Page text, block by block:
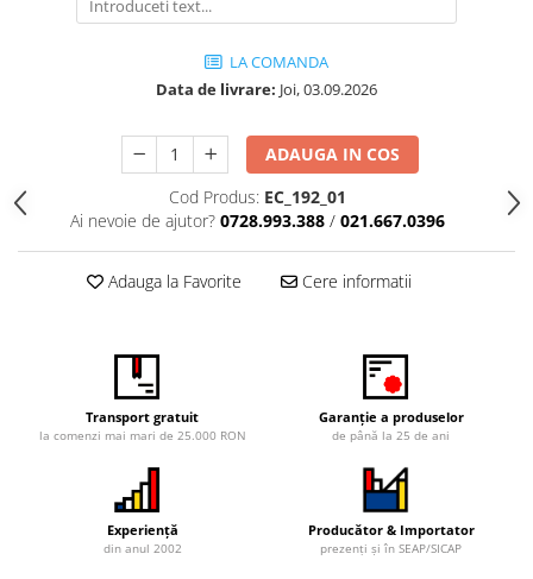
Vitrina bar / retrobar
Blaturi din PAL
Blaturi din metal
Blaturi din Topalit
Blaturi din lemn masiv
Blaturi din HPL Compact
Scaune profesionale
Scaun laborator
Scaune de lucru
LA COMANDA
Data de livrare: Joi,03.09.2026
ADAUGA IN COS
Cod Produs: EC_192_01
Ai nevoie de ajutor? 0728.993.388 / 021.667.0396
Adauga la Favorite Cere informatii
Transport gratuit
la comenzi mai mari de 25.000 RON
Garanție a produselor
de până la 25 de ani
Experiență
din anul 2002
Producător & Importator
prezenți și în SEAP/SICAP